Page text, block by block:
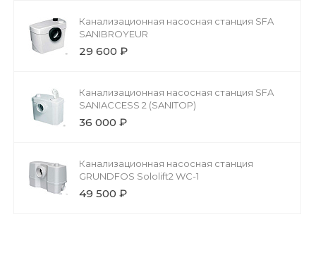
Канализационная насосная станция SFA
SANIBROYEUR
29 600 ₽
Канализационная насосная станция SFA
SANIACCESS 2 (SANITOP)
36 000 ₽
Канализационная насосная станция
GRUNDFOS Sololift2 WC-1
49 500 ₽